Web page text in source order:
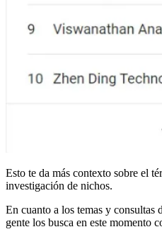
Esto te da más contexto sobre el
investigación de nichos.
En cuanto a los temas y consultas
gente los busca en este momento